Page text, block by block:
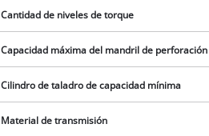
Cantidad de niveles de torque
Capacidad máxima del mandril de perforación
Cilindro de taladro de capacidad mínima
Material de transmisión